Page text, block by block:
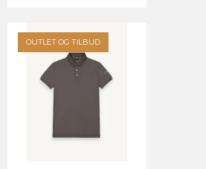
OUTLET OG TILBUD